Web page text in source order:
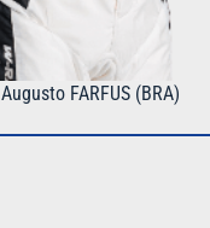
Augusto FARFUS (BRA)